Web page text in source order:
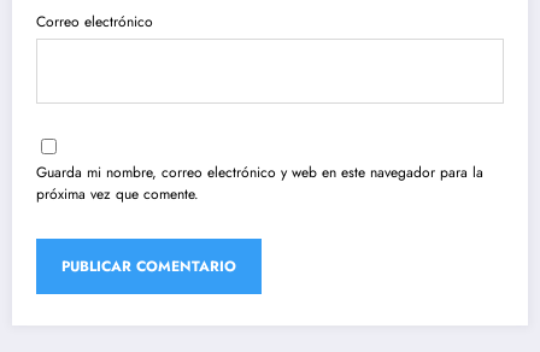
Correo electrónico
Guarda mi nombre, correo electrónico y web en este navegador para la
próxima vez que comente.